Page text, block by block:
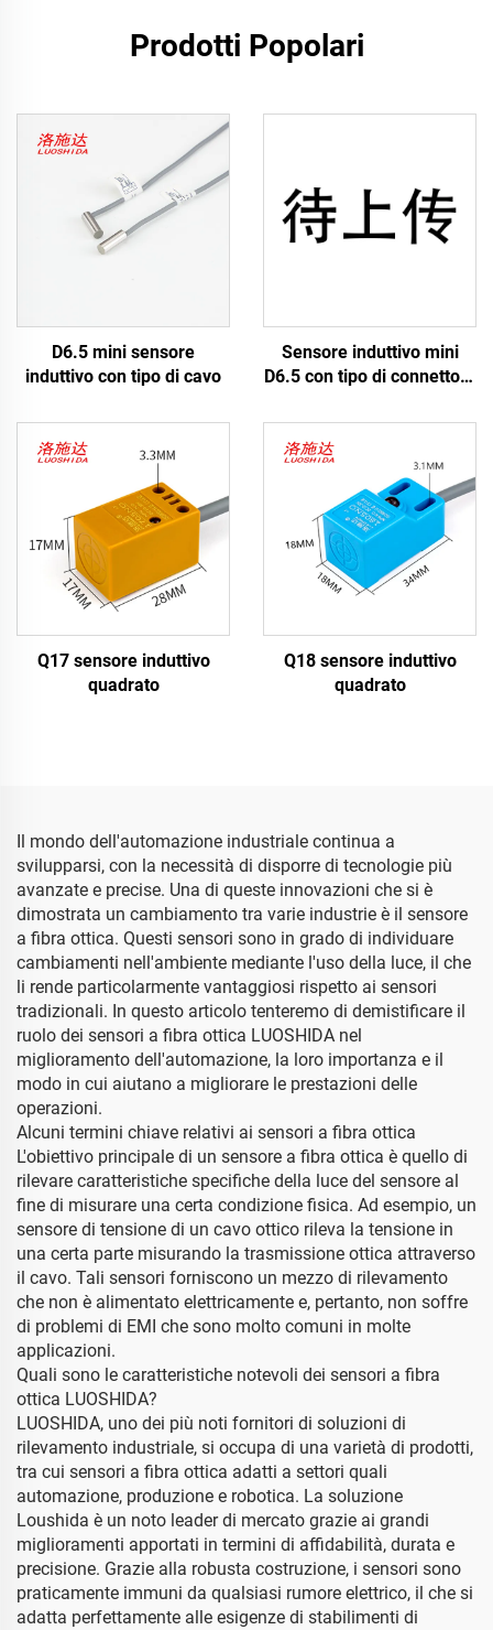
Prodotti Popolari
D6.5 mini sensore
induttivo con tipo di cavo
Sensore induttivo mini
D6.5 con tipo di connettore
Q17 sensore induttivo
quadrato
Q18 sensore induttivo
quadrato
Il mondo dell'automazione industriale continua a
svilupparsi, con la necessità di disporre di tecnologie più
avanzate e precise. Una di queste innovazioni che si è
dimostrata un cambiamento tra varie industrie è il sensore
a fibra ottica. Questi sensori sono in grado di individuare
cambiamenti nell'ambiente mediante l'uso della luce, il che
li rende particolarmente vantaggiosi rispetto ai sensori
tradizionali. In questo articolo tenteremo di demistificare il
ruolo dei sensori a fibra ottica LUOSHIDA nel
miglioramento dell'automazione, la loro importanza e il
modo in cui aiutano a migliorare le prestazioni delle
operazioni.
Alcuni termini chiave relativi ai sensori a fibra ottica
L'obiettivo principale di un sensore a fibra ottica è quello di
rilevare caratteristiche specifiche della luce del sensore al
fine di misurare una certa condizione fisica. Ad esempio, un
sensore di tensione di un cavo ottico rileva la tensione in
una certa parte misurando la trasmissione ottica attraverso
il cavo. Tali sensori forniscono un mezzo di rilevamento
che non è alimentato elettricamente e, pertanto, non soffre
di problemi di EMI che sono molto comuni in molte
applicazioni.
Quali sono le caratteristiche notevoli dei sensori a fibra
ottica LUOSHIDA?
LUOSHIDA, uno dei più noti fornitori di soluzioni di
rilevamento industriale, si occupa di una varietà di prodotti,
tra cui sensori a fibra ottica adatti a settori quali
automazione, produzione e robotica. La soluzione
Loushida è un noto leader di mercato grazie ai grandi
miglioramenti apportati in termini di affidabilità, durata e
precisione. Grazie alla robusta costruzione, i sensori sono
praticamente immuni da qualsiasi rumore elettrico, il che si
adatta perfettamente alle esigenze di stabilimenti di